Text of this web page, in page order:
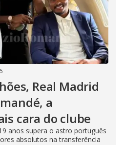
Real Madrid
a
cara do clube
anos supera o astro português
absolutos na transferência